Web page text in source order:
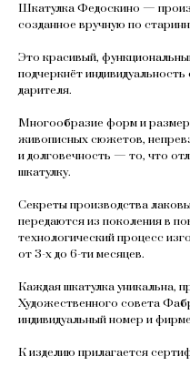
Шкатулка Федоскино —
созданное вручную по
Это красивый,
подчеркнёт
дарителя.
Многообразие форм и
живописных сюжетов,
и долговечность — то, что
шкатулку.
Секреты производства
передаются из поколения в
технологический процесс
от 3-х до 6-ти месяцев.
Каждая шкатулка уникальна,
Художественного совета
индивидуальный номер и
К изделию прилагается